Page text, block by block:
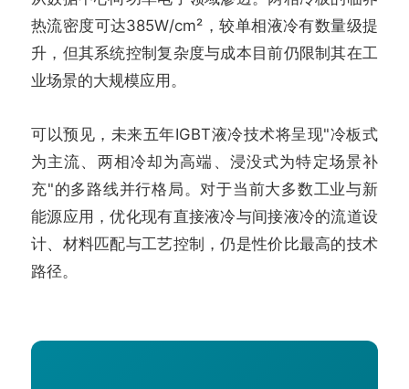
热流密度可达385W/cm²，较单相液冷有数量级提
升，但其系统控制复杂度与成本目前仍限制其在工
业场景的大规模应用。
可以预见，未来五年IGBT液冷技术将呈现"冷板式
为主流、两相冷却为高端、浸没式为特定场景补
充"的多路线并行格局。对于当前大多数工业与新
能源应用，优化现有直接液冷与间接液冷的流道设
计、材料匹配与工艺控制，仍是性价比最高的技术
路径。